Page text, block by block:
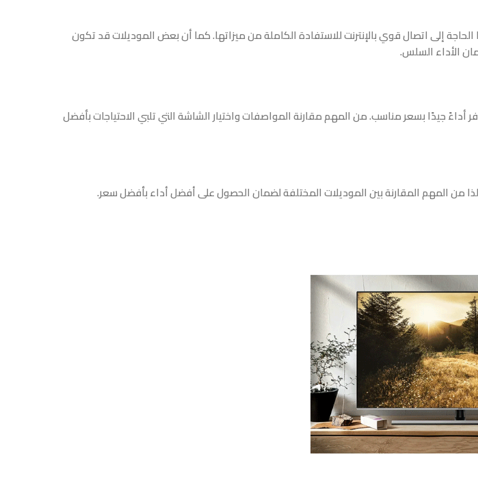
إلى اتصال قوي بالإنترنت للاستفادة الكاملة من ميزاتها. كما أن بعض الموديلات قد تكون
الأداء السلس.
أداءً جيدًا بسعر مناسب. من المهم مقارنة المواصفات واختيار الشاشة التي تلبي الاحتياجات بأفضل
من المهم المقارنة بين الموديلات المختلفة لضمان الحصول على أفضل أداء بأفضل سعر.